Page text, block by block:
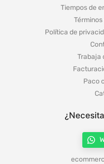
Tiempos de
Política de
Trabaja
Paco